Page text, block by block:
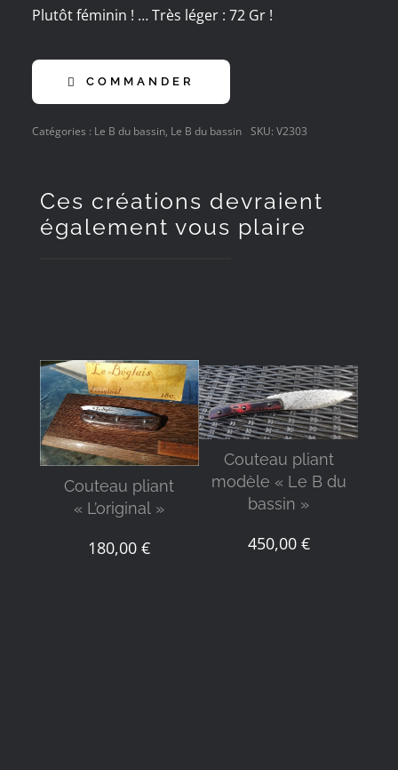
Plutôt féminin ! … Très léger : 72 Gr !
COMMANDER
Catégories : Le B du bassin, Le B du bassin SKU: V2303
Ces créations devraient
également vous plaire
DÉTAILS
Couteau pliant
« L’original »
180,00€
DÉTAILS
Couteau pliant
modèle « Le B du
bassin »
450,00 €